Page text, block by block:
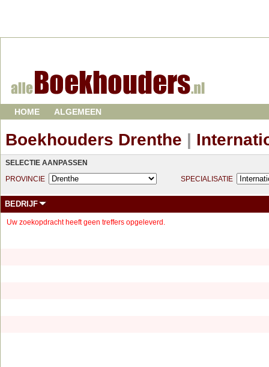
HOME ALGEMEEN
Boekhouders Drenthe |
SELECTIE AANPASSEN
PROVINCIE
SPECIALISATIE
BEDRIJF
Uw zoekopdracht heeft geen treffers opgeleverd.